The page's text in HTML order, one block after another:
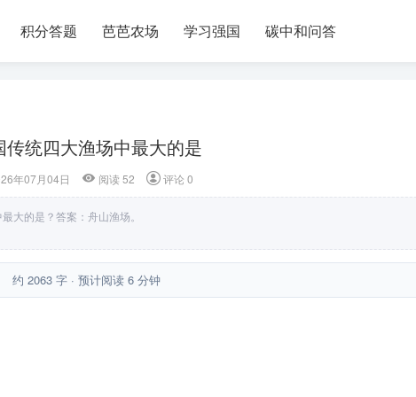
积分答题 芭芭农场 学习强国 碳中和问答
传统四大渔场中最大的是
年07月04日 阅读 52 评论 0
大的是？答案：舟山渔场。
约 2063 字 · 预计阅读 6 分钟